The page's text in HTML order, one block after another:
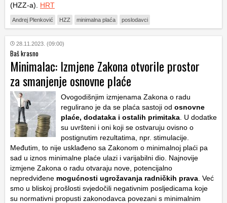
(HZZ-a). HRT
Andrej Plenković HZZ minimalna plaća poslodavci
28.11.2023. (09:00)
Baš krasno
Minimalac: Izmjene Zakona otvorile prostor
za smanjenje osnovne plaće
Ovogodišnjim izmjenama Zakona o radu
regulirano je da se plaća sastoji od osnovne
plaće, dodataka i ostalih primitaka . U dodatke
su uvršteni i oni koji se ostvaruju ovisno o
postignutim rezultatima, npr. stimulacije.
Međutim, to nije usklađeno sa Zakonom o minimalnoj plaći pa
sad u iznos minimalne plaće ulazi i varijabilni dio. Najnovije
izmjene Zakona o radu otvaraju nove, potencijalno
nepredviđene mogućnosti ugrožavanja radničkih prava . Već
smo u bliskoj prošlosti svjedočili negativnim posljedicama koje
su normativni propusti zakonodavca povezani s minimalnim